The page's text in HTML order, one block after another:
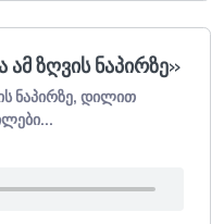
ზღვის ნაპირზე»
ნაპირზე, დილით